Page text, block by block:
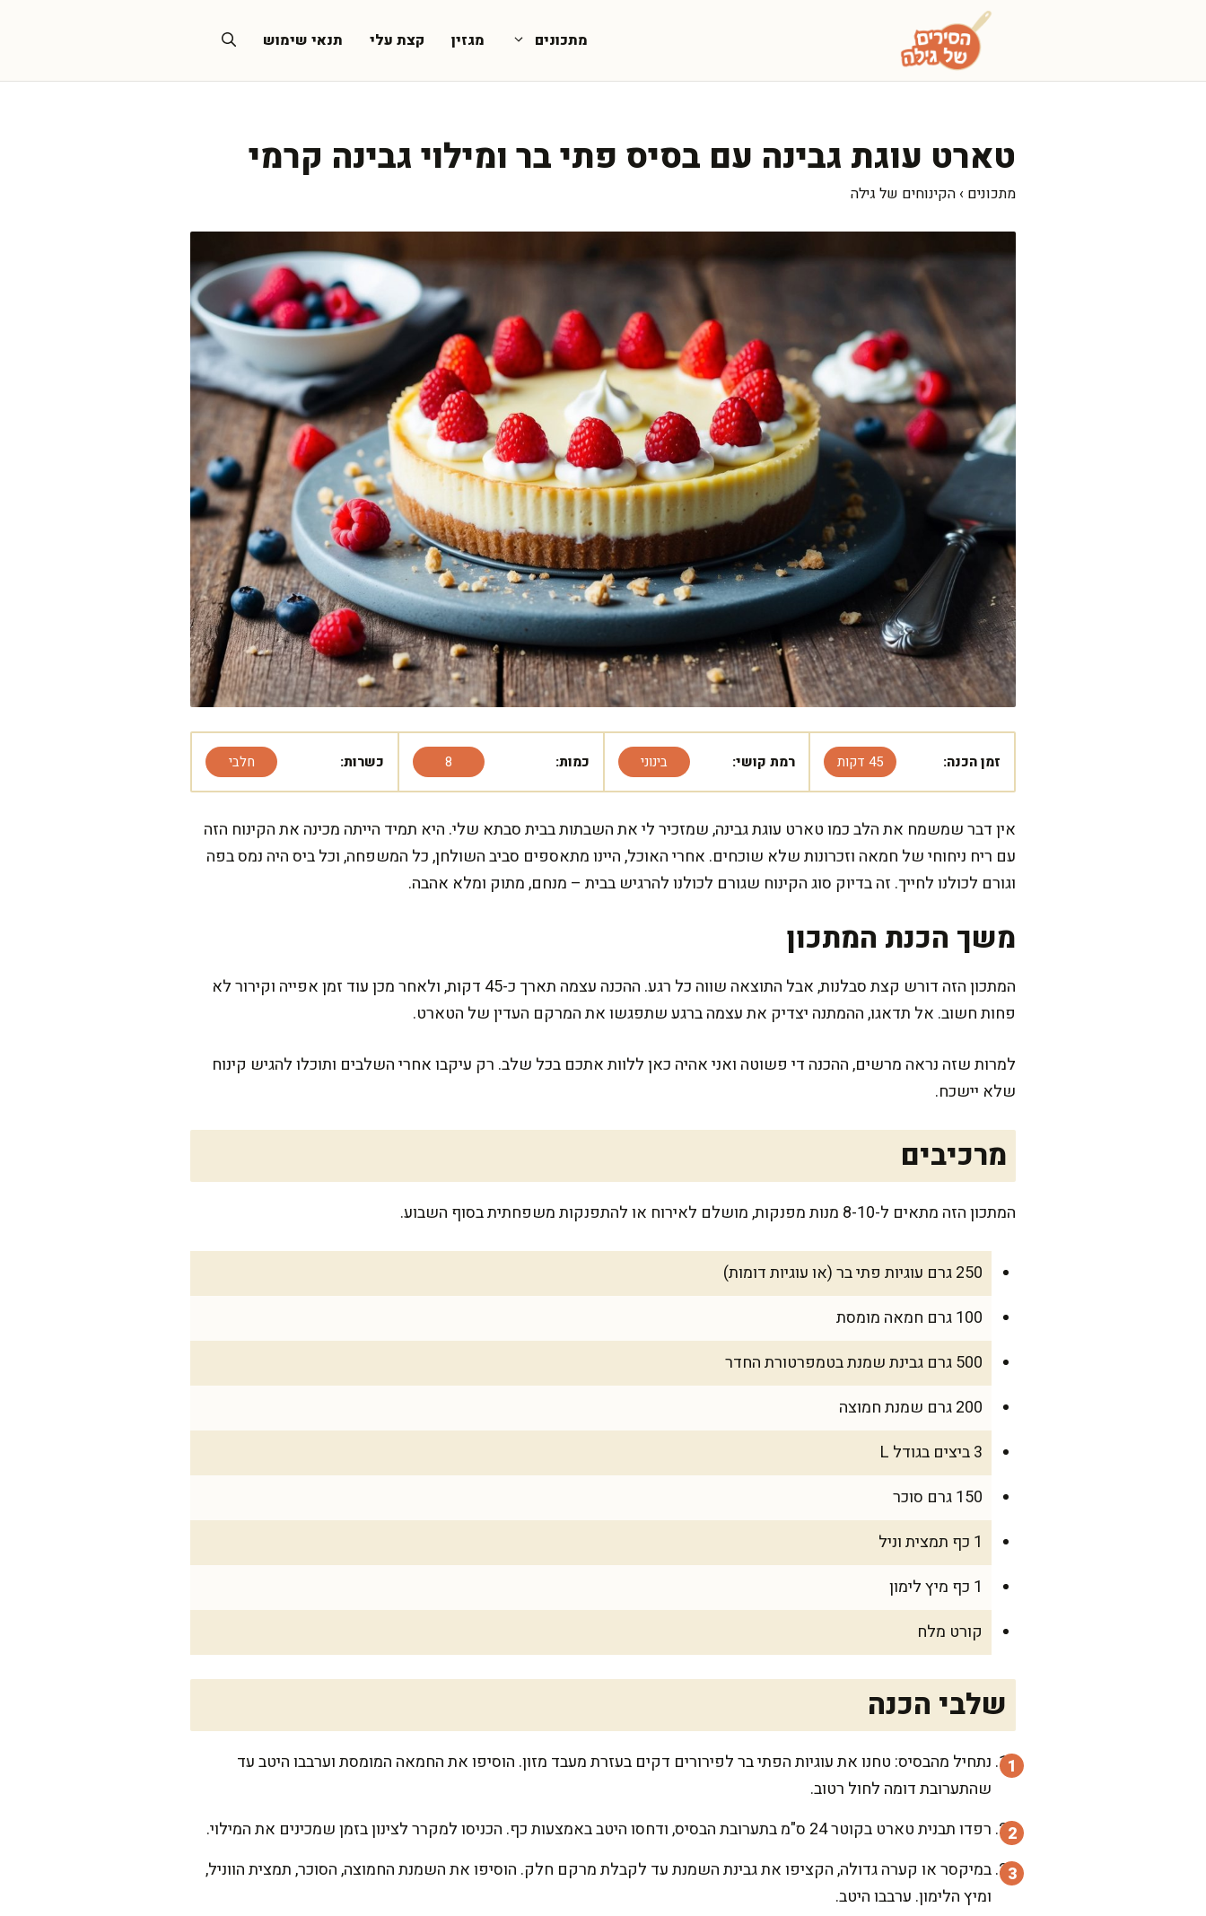
מתכונים מגזין קצת עלי תנאי שימוש
טארט עוגת גבינה עם בסיס פתי בר ומילוי גבינה קרמי
מתכונים › הקינוחים של גילה
זמן הכנה: 45 דקות רמת קושי: בינוני כמות: 8 כשרות: חלבי
אין דבר שמשמח את הלב כמו טארט עוגת גבינה, שמזכיר לי את השבתות בבית סבתא שלי. היא תמיד הייתה מכינה את הקינוח הזה
עם ריח ניחוחי של חמאה וזכרונות שלא שוכחים. אחרי האוכל, היינו מתאספים סביב השולחן, כל המשפחה, וכל ביס היה נמס בפה
וגורם לכולנו לחייך. זה בדיוק סוג הקינוח שגורם לכולנו להרגיש בבית – מנחם, מתוק ומלא אהבה.
משך הכנת המתכון
המתכון הזה דורש קצת סבלנות, אבל התוצאה שווה כל רגע. ההכנה עצמה תארך כ-45 דקות, ולאחר מכן עוד זמן אפייה וקירור לא
פחות חשוב. אל תדאגו, ההמתנה יצדיק את עצמה ברגע שתפגשו את המרקם העדין של הטארט.
למרות שזה נראה מרשים, ההכנה די פשוטה ואני אהיה כאן ללוות אתכם בכל שלב. רק עיקבו אחרי השלבים ותוכלו להגיש קינוח
שלא יישכח.
מרכיבים
המתכון הזה מתאים ל-8-10 מנות מפנקות, מושלם לאירוח או להתפנקות משפחתית בסוף השבוע.
250 גרם עוגיות פתי בר (או עוגיות דומות)
100 גרם חמאה מומסת
500 גרם גבינת שמנת בטמפרטורת החדר
200 גרם שמנת חמוצה
3 ביצים בגודל L
150 גרם סוכר
1 כף תמצית וניל
1 כף מיץ לימון
קורט מלח
שלבי הכנה
נתחיל מהבסיס: טחנו את עוגיות הפתי בר לפירורים דקים בעזרת מעבד מזון. הוסיפו את החמאה המומסת וערבבו היטב עד
שהתערובת דומה לחול רטוב.
רפדו תבנית טארט בקוטר 24 ס"מ בתערובת הבסיס, ודחסו היטב באמצעות כף. הכניסו למקרר לצינון בזמן שמכינים את המילוי.
במיקסר או קערה גדולה, הקציפו את גבינת השמנת עד לקבלת מרקם חלק. הוסיפו את השמנת החמוצה, הסוכר, תמצית הווניל,
ומיץ הלימון. ערבבו היטב.